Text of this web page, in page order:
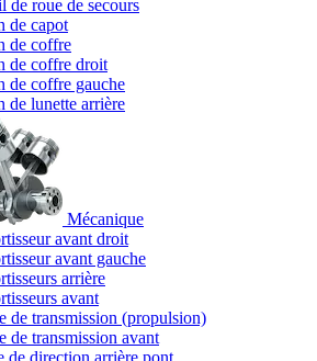
de roue de secours
de capot
de coffre
de coffre droit
de coffre gauche
de lunette arrière
Mécanique
avant droit
avant gauche
arrière
avant
de transmission (propulsion)
de transmission avant
de direction arrière pont